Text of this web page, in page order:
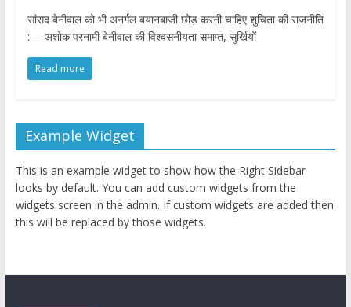
सांसद बेनीवाल को भी अनर्गल बयानबाजी छोड़ करनी चाहिए शुचिता की राजनीति
:— अशोक परनामी बेनीवाल की विश्वसनीयता समाप्त, सुर्खियों
Read more
Example Widget
This is an example widget to show how the Right Sidebar
looks by default. You can add custom widgets from the
widgets screen in the admin. If custom widgets are added then
this will be replaced by those widgets.